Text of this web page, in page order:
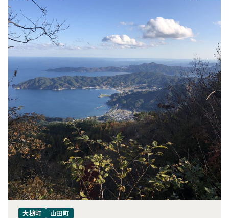
大槌町 山田町